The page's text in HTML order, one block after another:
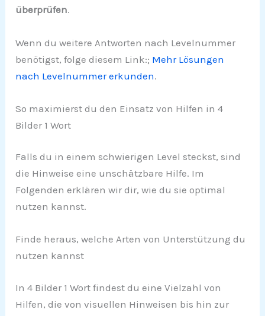
überprüfen.
Wenn du weitere Antworten nach Levelnummer
benötigst, folge diesem Link:; Mehr Lösungen
nach Levelnummer erkunden.
So maximierst du den Einsatz von Hilfen in 4
Bilder 1 Wort
Falls du in einem schwierigen Level steckst, sind
die Hinweise eine unschätzbare Hilfe. Im
Folgenden erklären wir dir, wie du sie optimal
nutzen kannst.
Finde heraus, welche Arten von Unterstützung du
nutzen kannst
In 4 Bilder 1 Wort findest du eine Vielzahl von
Hilfen, die von visuellen Hinweisen bis hin zur